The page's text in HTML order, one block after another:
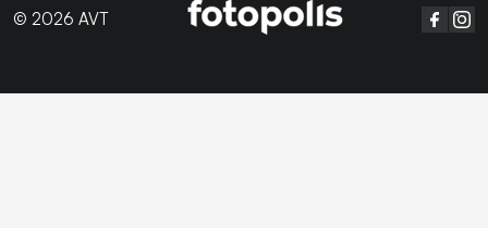
© 2026 AVT